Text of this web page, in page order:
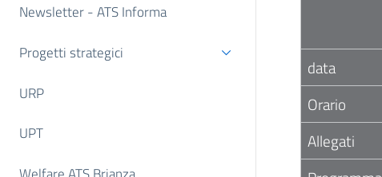
Newsletter - ATS Informa
Progetti strategici
URP
UPT
data
Orario
Allegati